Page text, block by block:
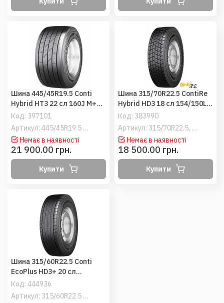
Код: 397101
Артикул: 445/45R19.5 Conti Hybrid HT3
Шина 445/45R19.5 Conti
Hybrid HT3 22 сл 160J M+S
(Continental) причіпні
Немає в наявності
21 900.00 грн.
Купити
Код: 383990
Артикул: 315/70R22.5, 315/70-22.5
Шина 315/70R22.5 ContiRe
Hybrid HD3 18 сл 154/150L
(Continental) ведучі
Немає в наявності
18 500.00 грн.
Купити
Код: 444936
Артикул: 315/60R22.5 Conti EcoPlus HD3
Шина 315/60R22.5 Conti
EcoPlus HD3+ 20 сл
152/148L M+S (Continental)
ведучі